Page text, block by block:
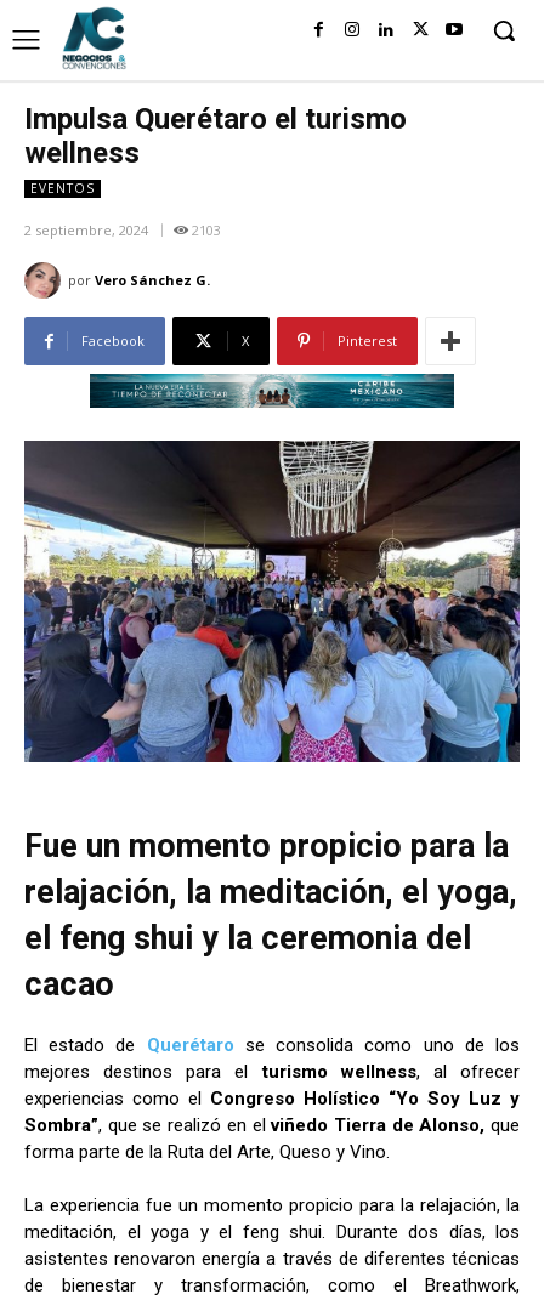
Impulsa Querétaro el turismo
wellness
EVENTOS
2 septiembre, 2024 2103
por Vero Sánchez G.
Facebook X Pinterest
Fue un momento propicio para la
relajación, la meditación, el yoga,
el feng shui y la ceremonia del
cacao
El estado de Querétaro se consolida como uno de los
mejores destinos para elturismo wellness, al ofrecer
experiencias como el Congreso Holístico “Yo Soy Luz y
Sombra”, que se realizó en elviñedo Tierra de Alonso, que
forma parte de la Ruta del Arte, Queso y Vino.
La experiencia fue un momento propicio para la relajación, la
meditación, el yoga y el feng shui. Durante dos días, los
asistentes renovaron energía a través de diferentes técnicas
de bienestar y transformación, como el Breathwork,